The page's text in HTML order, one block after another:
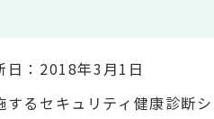
日：2018年3月1日
るセキュリティ健康診断